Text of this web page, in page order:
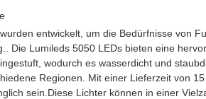
entwickelt, um die Bedürfnisse von
Die Lumileds 5050 LEDs bieten eine
wodurch es wasserdicht und
Regionen. Mit einer Lieferzeit von
sein.Diese Lichter können in einer